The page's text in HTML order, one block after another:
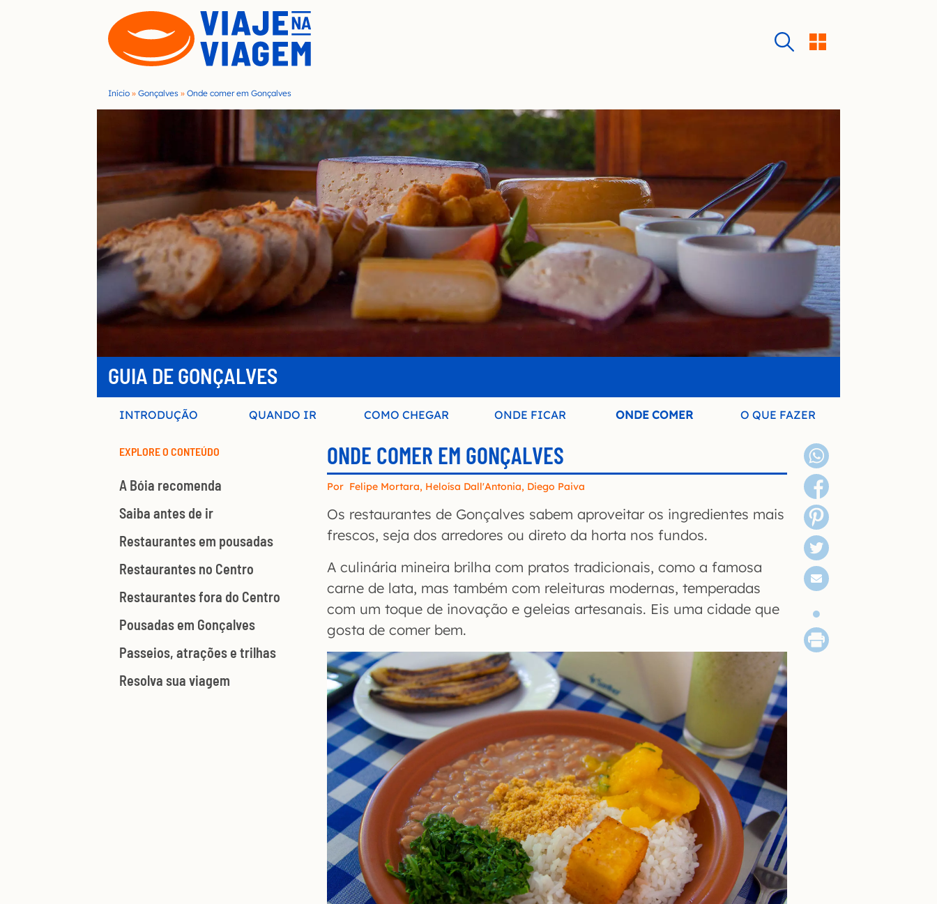
Início » Gonçalves » Onde comer em Gonçalves
GUIA DE GONÇALVES
INTRODUÇÃO QUANDO IR COMO CHEGAR ONDE FICAR ONDE COMER O QUE FAZER
EXPLORE O CONTEÚDO
A Bóia recomenda
Saiba antes de ir
Restaurantes em pousadas
Restaurantes no Centro
Restaurantes fora do Centro
Pousadas em Gonçalves
Passeios, atrações e trilhas
Resolva sua viagem
ONDE COMER EM GONÇALVES
Por Felipe Mortara, Heloísa Dall'Antonia, Diego Paiva
Os restaurantes de Gonçalves sabem aproveitar os ingredientes mais
frescos, seja dos arredores ou direto da horta nos fundos.
A culinária mineira brilha com pratos tradicionais, como a famosa
carne de lata, mas também com releituras modernas, temperadas
com um toque de inovação e geleias artesanais. Eis uma cidade que
gosta de comer bem.